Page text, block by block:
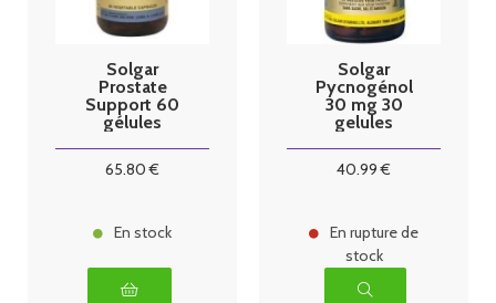
Solgar
Prostate
Support 60
gélules
65.80 €
En stock
Solgar
Pycnogénol
30 mg 30
gelules
40.99 €
En rupture de
stock